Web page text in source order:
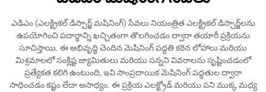
ఎడిఎం (ఎలక్ట్రికల్ డిస్చార్జ్ మషినింగ్) సేవలు నియంత్రిత ఎలక్ట్రికల్ డిస్చార్జ్‌లను
ఉపయోగించి పదార్థాన్ని ఖచ్చితంగా తొలగించడం ద్వారా తయారీ ప్రక్రియను
సూచిస్తాయి. ఈ అభివృద్ధి చెందిన మెషినింగ్ పద్ధతి కఠిన లోహాలు మరియు
మిశ్రమాలలో సంక్లిష్ట జ్యామితులు మరియు సన్నని వివరాలను సృష్టించడంలో
ప్రత్యేకత కలిగి ఉంటుంది, ఇవి సాంప్రదాయిక మెషినింగ్ పద్ధతుల ద్వారా
సాధించడం కష్టం లేదా అసాధ్యం. ఈ ప్రక్రియ ఎలక్ట్రోడ్ మరియు పని ముక్క మధ్య